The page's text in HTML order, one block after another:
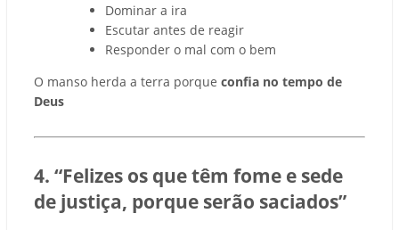
Dominar a ira
Escutar antes de reagir
Responder o mal com o bem
O manso herda a terra porque confia no tempo de
Deus
4. “Felizes os que têm fome e sede
de justiça, porque serão saciados”